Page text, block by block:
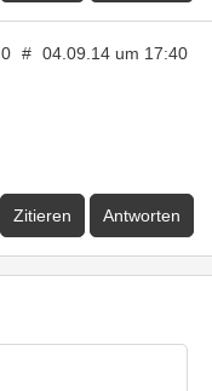
0 # 04.09.14 um 17:40
Zitieren Antworten